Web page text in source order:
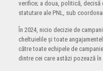
verifice; a doua, politică,
statutare ale PNL, sub
În 2024, nicio decizie de
cheltuielile și toate
către toate echipele de
dintre cei care astăzi pozează